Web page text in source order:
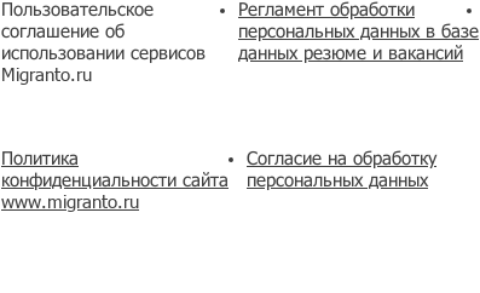
Пользовательское
соглашение об
использовании сервисов
Migranto.ru
Регламент обработки
персональных данных в базе
данных резюме и вакансий
Политика
конфиденциальности сайта
www.migranto.ru
Согласие на обработку
персональных данных